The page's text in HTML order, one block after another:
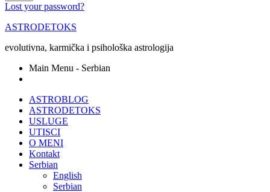
Lost your password?
ASTRODETOKS
evolutivna, karmička i psihološka astrologija
Main Menu - Serbian
ASTROBLOG
ASTRODETOKS
USLUGE
UTISCI
O MENI
Kontakt
Serbian
English
Serbian